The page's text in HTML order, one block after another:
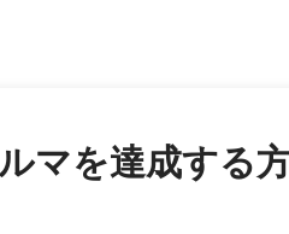
マを達成する